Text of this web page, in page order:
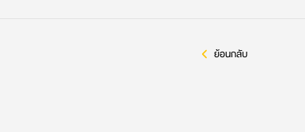
ย้อนกลับ